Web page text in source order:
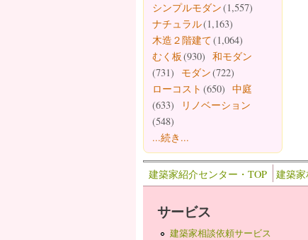
シンプルモダン(1,557)
ナチュラル(1,163)
木造２階建て(1,064)
むく板 (930) 和モダン
(731)
モダン(722)
ローコスト (650) 中庭
(633)
リノベーション
(548)
...続き...
建築家紹介センター・TOP 建築
サービス
建築家相談依頼サービス